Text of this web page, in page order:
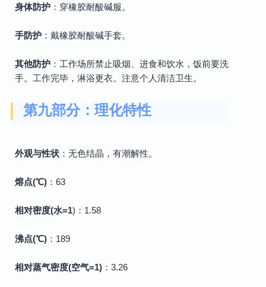
身体防护 ：穿橡胶耐酸碱服。
手防护 ：戴橡胶耐酸碱手套。
其他防护 ：工作场所禁止吸烟、进食和饮水，饭前要洗
手。工作完毕，淋浴更衣。注意个人清洁卫生。
第九部分：理化特性
外观与性状 ：无色结晶，有潮解性。
熔点(℃) ：63
相对密度(水=1)：1.58
沸点(℃) ：189
相对蒸气密度(空气=1) ：3.26